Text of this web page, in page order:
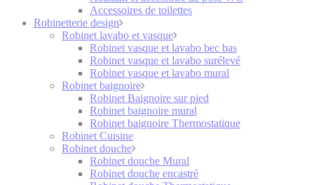
Accessoires de toilettes
Robinetterie design
Robinet lavabo et vasque
Robinet vasque et lavabo bec bas
Robinet vasque et lavabo surélevé
Robinet vasque et lavabo mural
Robinet baignoire
Robinet Baignoire sur pied
Robinet baignoire mural
Robinet baignoire Thermostatique
Robinet Cuisine
Robinet douche
Robinet douche Mural
Robinet douche encastré